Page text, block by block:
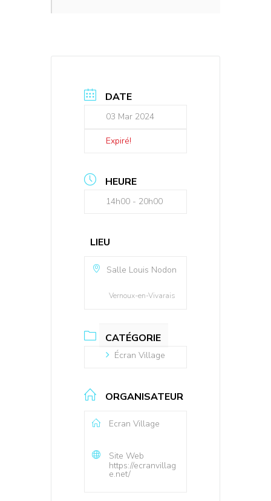
DATE
03 Mar 2024
Expiré!
HEURE
14h00 - 20h00
LIEU
Salle Louis Nodon
Vernoux-en-Vivarais
CATÉGORIE
Écran Village
ORGANISATEUR
Ecran Village
Site Web
https://ecranvillag
e.net/